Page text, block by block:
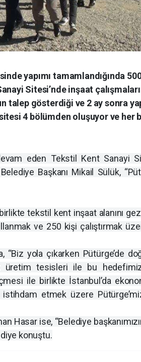
yapımı tamamlandığında
Sitesi’nde inşaat
talep gösterdiği ve 2 ay sonra
4 bölümden oluşuyor ve her
eden Tekstil Kent Sanayi
Başkanı Mikail Sülük,
tekstil kent inşaat alanını
ve 250 kişi çalıştırmak
“Biz yola çıkarken Pütürge’de
üretim tesisleri ile bu
ile birlikte İstanbul’da
etmek üzere
Hasar ise, “Belediye
diye konuştu.